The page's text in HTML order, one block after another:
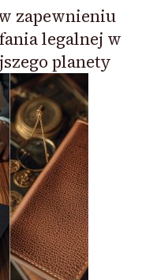
zapewnieniu
legalnej w
planety